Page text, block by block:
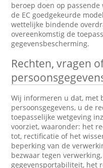
beroep doen op
de EC goedgekeurde
wettelijke bindende
overeenkomstig de
gegevensbescherming.
Rechten, vragen
Wij informeren u dat, met
persoonsgegevens, u de
toepasselijke wetgeving
voorziet, waaronder: het
tot, rectificatie of het
beperking van de
bezwaar tegen
gegevensportabiliteit, het